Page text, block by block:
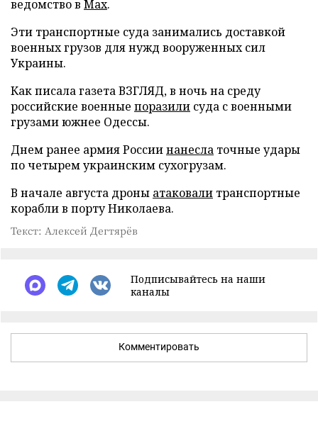
ведомство в Max.
Эти транспортные суда занимались доставкой
военных грузов для нужд вооруженных сил
Украины.
Как писала газета ВЗГЛЯД, в ночь на среду
российские военные поразили суда с военными
грузами южнее Одессы.
Днем ранее армия Россиинанесла точные удары
по четырем украинским сухогрузам.
В начале августа дроны атаковали транспортные
корабли в порту Николаева.
Текст: Алексей Дегтярёв
Подписывайтесь на наши
каналы
Комментировать